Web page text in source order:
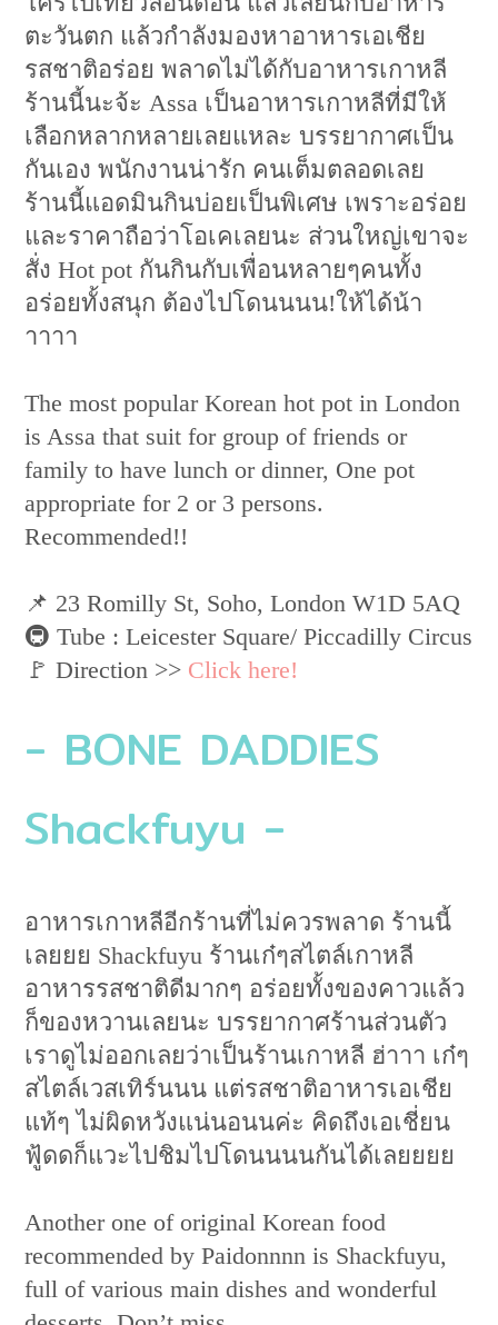
ตะวันตก แล้วกำลังมองหาอาหารเอเชีย
รสชาติอร่อย พลาดไม่ได้กับอาหารเกาหลี
ร้านนี้นะจ้ะ Assa เป็นอาหารเกาหลีที่มีให้
เลือกหลากหลายเลยแหละ บรรยากาศเป็น
กันเอง พนักงานน่ารัก คนเต็มตลอดเลย
ร้านนี้แอดมินกินบ่อยเป็นพิเศษ เพราะอร่อย
และราคาถือว่าโอเคเลยนะ ส่วนใหญ่เขาจะ
สั่ง Hot pot กันกินกับเพื่อนหลายๆคนทั้ง
อร่อยทั้งสนุก ต้องไปโดนนนน!ให้ได้น้า
าาาา
The most popular Korean hot pot in London
is Assa that suit for group of friends or
family to have lunch or dinner, One pot
appropriate for 2 or 3 persons.
Recommended!!
📌 23 Romilly St, Soho, London W1D 5AQ
🚇 Tube : Leicester Square/ Piccadilly Circus
🚩 Direction >> Click here!
- BONE DADDIES
Shackfuyu -
อาหารเกาหลีอีกร้านที่ไม่ควรพลาด ร้านนี้
เลยยย Shackfuyu ร้านเก๋ๆสไตล์เกาหลี
อาหารรสชาติดีมากๆ อร่อยทั้งของคาวแล้ว
ก็ของหวานเลยนะ บรรยากาศร้านส่วนตัว
เราดูไม่ออกเลยว่าเป็นร้านเกาหลี ฮ่าาา เก๋ๆ
สไตล์เวสเทิร์นนน แต่รสชาติอาหารเอเชีย
แท้ๆ ไม่ผิดหวังแน่นอนนค่ะ คิดถึงเอเชี่ยน
ฟู้ดดก็แวะไปชิมไปโดนนนนกันได้เลยยยย
Another one of original Korean food
recommended by Paidonnnn is Shackfuyu,
full of various main dishes and wonderful